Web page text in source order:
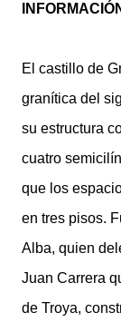
El castillo de
granítica del
su estructura
cuatro
que los
en tres pisos.
Alba, quien
Juan Carrera
de Troya,